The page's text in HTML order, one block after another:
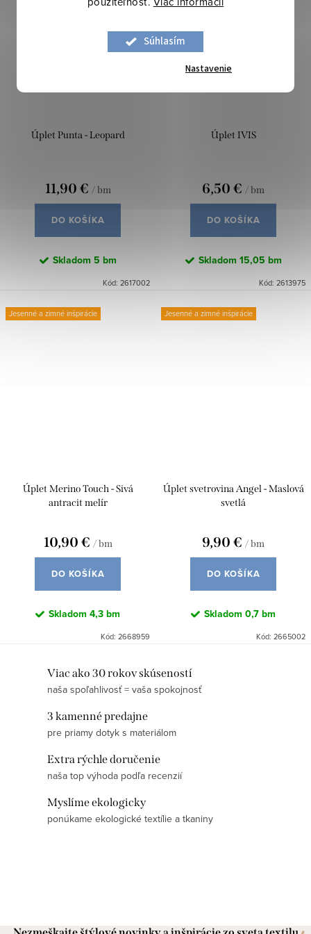
Súhlasím
Nastavenie
Úplet Punta - Leopard
11,90 € / bm
DO KOŠÍKA
Skladom 5 bm
Kód: 2617002
Úplet IVIS
6,50 € / bm
DO KOŠÍKA
Skladom 15,05 bm
Kód: 2613975
Jesenné a zimné inšpirácie
Úplet Merino Touch - Sivá
antracit melír
10,90 € / bm
DO KOŠÍKA
Skladom 4,3 bm
Kód: 2668959
Jesenné a zimné inšpirácie
Úplet svetrovina Angel - Maslová
svetlá
9,90 € / bm
DO KOŠÍKA
Skladom 0,7 bm
Kód: 2665002
v
Viac ako 30 rokov skúseností
naša spoľahlivosť = vaša spokojnosť
3 kamenné predajne
pre priamy dotyk s materiálom
Extra rýchle doručenie
naša top výhoda podľa recenzií
Myslíme ekologicky
ponúkame ekologické textílie a tkaniny